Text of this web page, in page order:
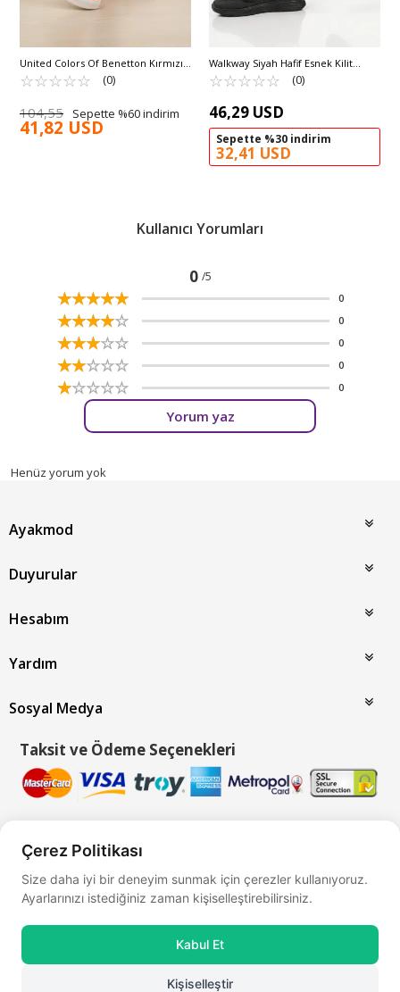
United Colors Of Benetton Kırmızı
Hafızalı Taban Keten Bağcıklı Kadın
Sneaker BNI-11241 Z
☆☆☆☆☆
★★★★★ (0)
104,55 Sepette %60 indirim
41,82 USD
Walkway Siyah Hafif Esnek Kilit
Bağcıklı Unisex Spor Ayakkabı
Motano G
☆☆☆☆☆
★★★★★ (0)
46,29 USD
Sepette %30 indirim
32,41 USD
Kullanıcı Yorumları
0 /5
☆☆☆☆☆
★★★★★ 0
☆☆☆☆☆
★★★★★ 0
☆☆☆☆☆
★★★★★ 0
☆☆☆☆☆
★★★★★ 0
☆☆☆☆☆
★★★★★ 0
Yorum yaz
Henüz yorum yok
Ayakmod
Duyurular
Hesabım
Yardım
Sosyal Medya
Taksit ve Ödeme Seçenekleri
Çerez Politikası
Size daha iyi bir deneyim sunmak için çerezler kullanıyoruz.
Ayarlarınızı istediğiniz zaman kişiselleştirebilirsiniz.
Kabul Et
Kişiselleştir